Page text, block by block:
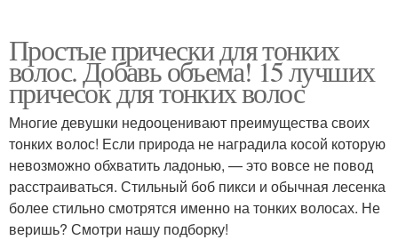
Простые прически для тонких
волос. Добавь объема! 15 лучших
причесок для тонких волос
Многие девушки недооценивают преимущества своих
тонких волос! Если природа не наградила косой которую
невозможно обхватить ладонью, — это вовсе не повод
расстраиваться. Стильный боб пикси и обычная лесенка
более стильно смотрятся именно на тонких волосах. Не
веришь? Смотри нашу подборку!